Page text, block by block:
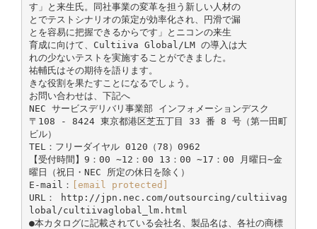
す」と来生氏。同社事業の変革を担う新しい人材の
とでテストシナリオの策定が効率化され、円滑で漏
とを容易に把握できるからです」とニコンの来生
育成に向けて、Cultiiva Global/LM の導入は大
れの少ないテストを実施することができました。
祐輔氏はその期待を語ります。
きな役割を果たすことになるでしょう。
お問い合わせは、下記へ
NEC サービスデリバリ事業部 インフォメーションデスク
〒108 - 8424 東京都港区芝五丁目 33 番 8 号（第一田町
ビル）
TEL：フリーダイヤル 0120（78）0962
【受付時間】9：00 ∼12：00 13：00 ∼17：00 月曜日∼金
曜日（祝日・NEC 所定の休日を除く）
E-mail： [email protected]
URL： http://jpn.nec.com/outsourcing/cultiivag
lobal/cultiivaglobal_lm.html
●本カタログに記載されている会社名、製品名は、各社の商標